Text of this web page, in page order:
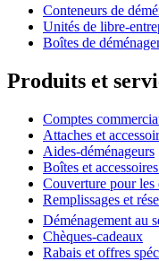
Conteneurs de
Unités de libre-
Boîtes de
Produits et
Comptes
Attaches et
Aides-déménageurs
Boîtes et
Couverture pour les
Remplissages et
Déménagement au
Chèques-cadeaux
Rabais et offres